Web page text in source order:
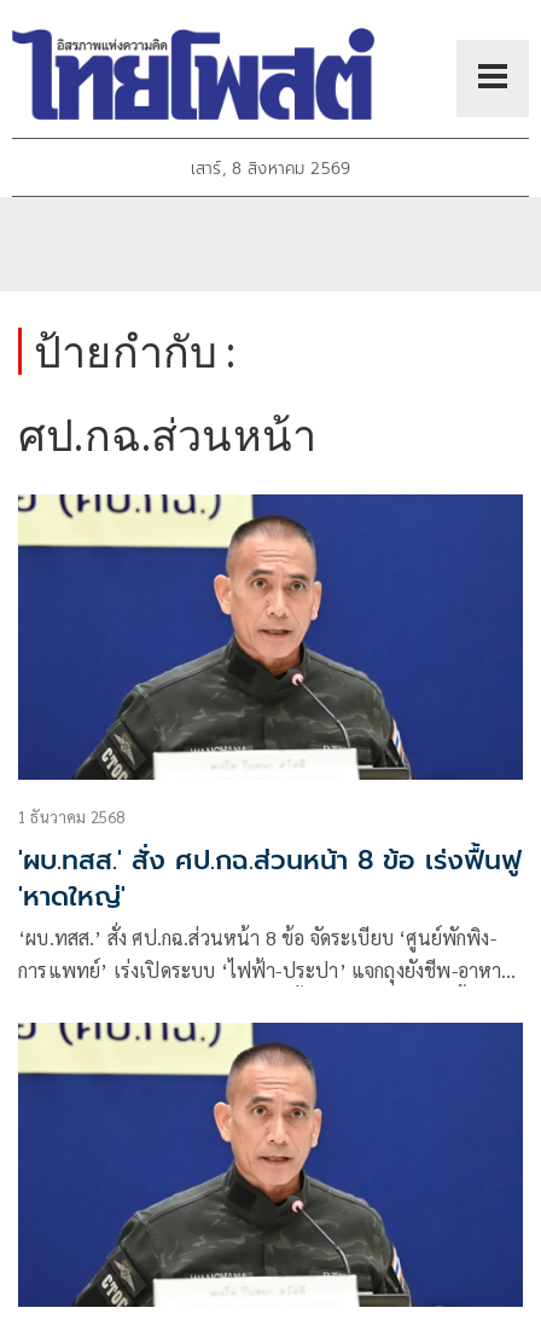
เสาร์, 8 สิงหาคม 2569
ป้ายกำกับ :
ศป.กฉ.ส่วนหน้า
1 ธันวาคม 2568
'ผบ.ทสส.' สั่ง ศป.กฉ.ส่วนหน้า 8 ข้อ เร่งฟื้นฟู
'หาดใหญ่'
‘ผบ.ทสส.’ สั่ง ศป.กฉ.ส่วนหน้า 8 ข้อ จัดระเบียบ ‘ศูนย์พักพิง-
การแพทย์’ เร่งเปิดระบบ ‘ไฟฟ้า-ประปา’ แจกถุงยังชีพ-อาหาร
ย้ายยานพาหนะกีดขวาง